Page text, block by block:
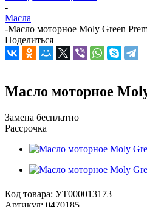
-
Масла
-Масло мотоpное Moly Green
Поделиться
Масло мотоpное
Замена бесплатно
Рассрочка
Код товара: УТ000013173
Артикул: 0470185